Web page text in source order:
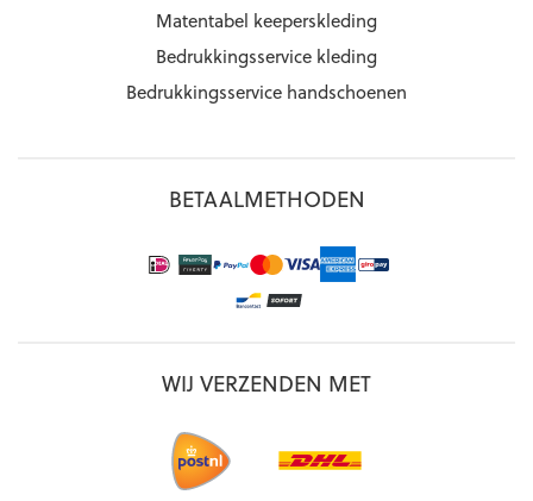
Matentabel keeperskleding
Bedrukkingsservice kleding
Bedrukkingsservice handschoenen
BETAALMETHODEN
WIJ VERZENDEN MET